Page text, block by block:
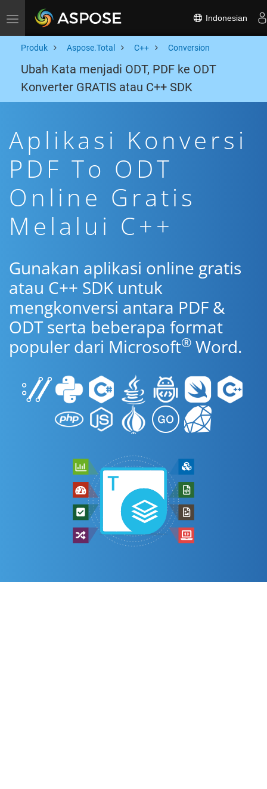
Toggle navigation Indonesian
Produk Aspose.Total C++ Conversion
Ubah Kata menjadi ODT, PDF ke ODT
Konverter GRATIS atau C++ SDK
Aplikasi Konversi
PDF To ODT
Online Gratis
Melalui C++
Gunakan aplikasi online gratis
atau C++ SDK untuk
mengkonversi antara PDF &
ODT serta beberapa format
populer dari Microsoft® Word.